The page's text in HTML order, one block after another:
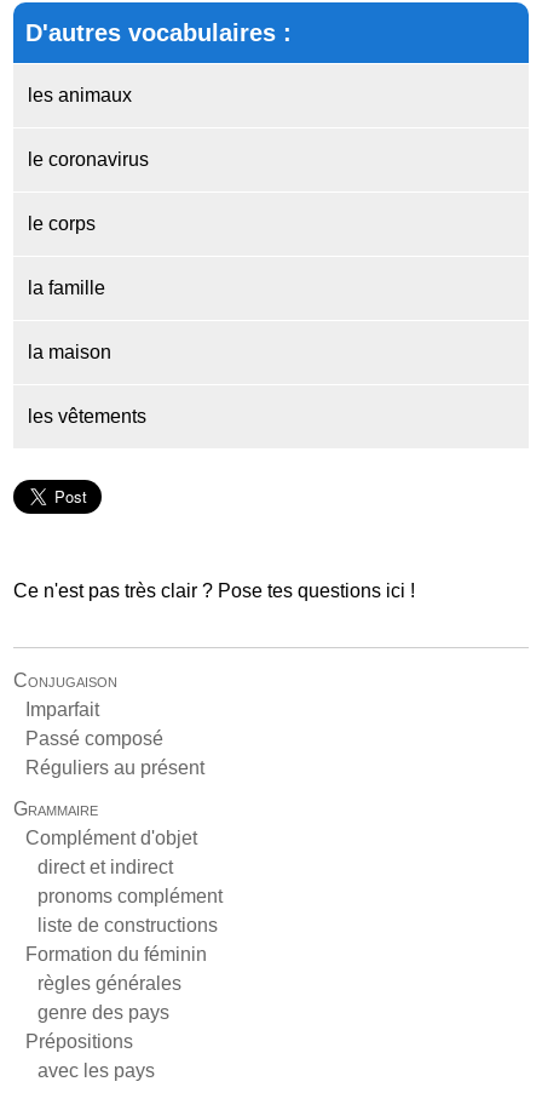
D'autres vocabulaires :
les animaux
le coronavirus
le corps
la famille
la maison
les vêtements
Ce n'est pas très clair ? Pose tes questions ici !
Conjugaison
Imparfait
Passé composé
Réguliers au présent
Grammaire
Complément d'objet
direct et indirect
pronoms complément
liste de constructions
Formation du féminin
règles générales
genre des pays
Prépositions
avec les pays